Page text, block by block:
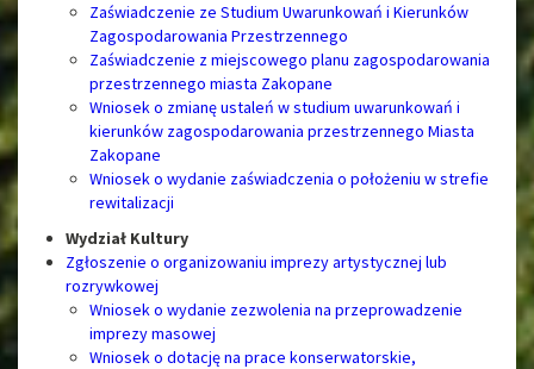
Zaświadczenie ze Studium Uwarunkowań i Kierunków
Zagospodarowania Przestrzennego
Zaświadczenie z miejscowego planu zagospodarowania
przestrzennego miasta Zakopane
Wniosek o zmianę ustaleń w studium uwarunkowań i
kierunków zagospodarowania przestrzennego Miasta
Zakopane
Wniosek o wydanie zaświadczenia o położeniu w strefie
rewitalizacji
Wydział Kultury
Zgłoszenie o organizowaniu imprezy artystycznej lub
rozrywkowej
Wniosek o wydanie zezwolenia na przeprowadzenie
imprezy masowej
Wniosek o dotację na prace konserwatorskie,